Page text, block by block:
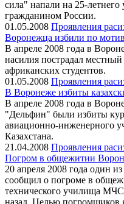
сила" напали на 25-
гражданином России.
01.05.2008 Проявления
Воронежца избили по
В апреле 2008 года в
насилия пострадал
африканских студентов.
01.05.2008 Проявления
В Воронеже избиты
В апреле 2008 года в
"Дельфин" были избиты
авиационно-инженерного
Казахстана.
21.04.2008 Проявления
Погром в общежитии
20 апреля 2008 года один
сообщил о погроме в
технического училища
назад. Целью погромщиков